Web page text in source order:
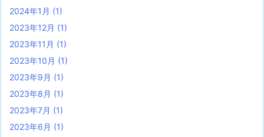
2024年1月 (1)
2023年12月 (1)
2023年11月 (1)
2023年10月 (1)
2023年9月 (1)
2023年8月 (1)
2023年7月 (1)
2023年6月 (1)